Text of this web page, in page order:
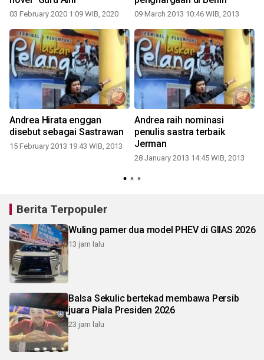
03 February 2020 1:09 WIB, 2020 09 March 2013 10:46 WIB, 2013
Andrea Hirata enggan
disebut sebagai Sastrawan
15 February 2013 19:43 WIB, 2013
Andrea raih nominasi
penulis sastra terbaik
Jerman
28 January 2013 14:45 WIB, 2013
Berita Terpopuler
Wuling pamer dua model PHEV di GIIAS 2026
13 jam lalu
Balsa Sekulic bertekad membawa Persib
juara Piala Presiden 2026
23 jam lalu